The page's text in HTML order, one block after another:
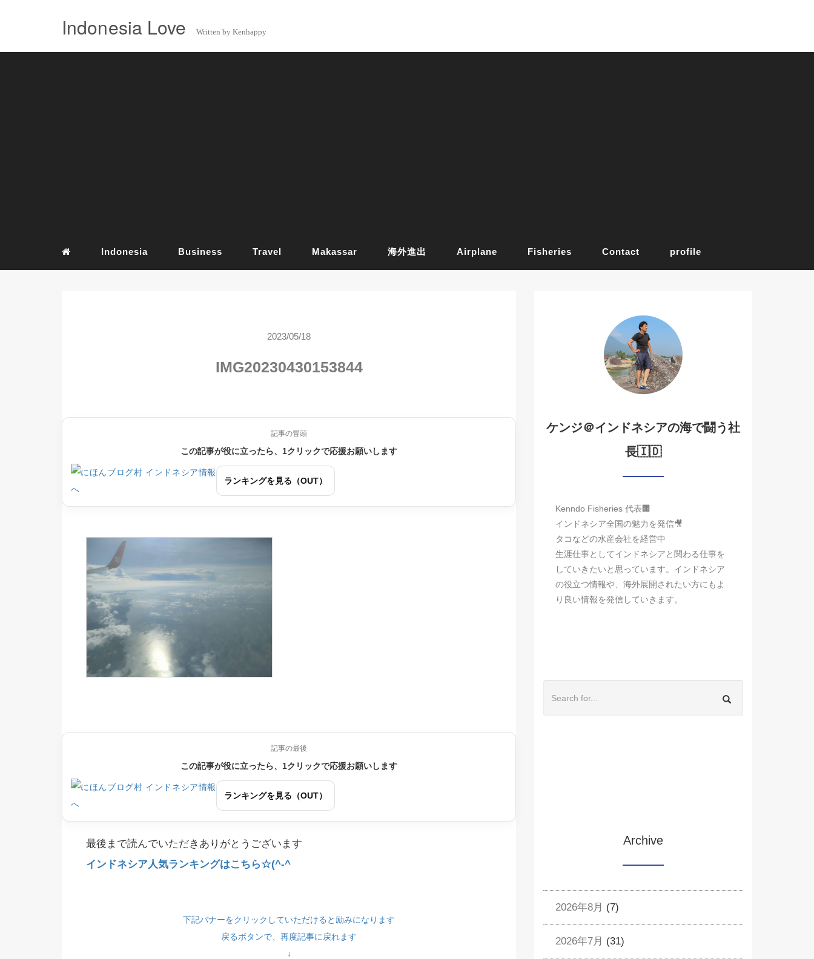
Indonesia Love Written by Kenhappy
Indonesia Business Travel Makassar 海外進出 Airplane Fisheries Contact profile
2023/05/18
IMG20230430153844
記事の冒頭
この記事が役に立ったら、1クリックで応援お願いします
ランキングを見る（OUT）
記事の最後
この記事が役に立ったら、1クリックで応援お願いします
ランキングを見る（OUT）
最後まで読んでいただきありがとうございます
インドネシア人気ランキングはこちら☆(^-^
下記バナーをクリックしていただけると励みになります
戻るボタンで、再度記事に戻れます
↓
ケンジ＠インドネシアの海で闘う社
長🇮🇩
Kenndo Fisheries 代表🏢
インドネシア全国の魅力を発信🎥
タコなどの水産会社を経営中
生涯仕事としてインドネシアと関わる仕事を
していきたいと思っています。インドネシア
の役立つ情報や、海外展開されたい方にもよ
り良い情報を発信していきます。
Archive
2026年8月 (7)
2026年7月 (31)